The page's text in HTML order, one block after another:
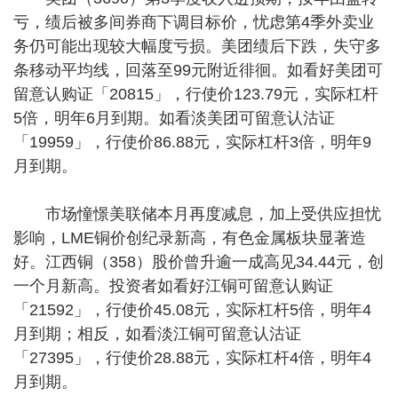
亏，绩后被多间券商下调目标价，忧虑第4季外卖业
务仍可能出现较大幅度亏损。美团绩后下跌，失守多
条移动平均线，回落至99元附近徘徊。如看好美团可
留意认购证「20815」，行使价123.79元，实际杠杆
5倍，明年6月到期。如看淡美团可留意认沽证
「19959」，行使价86.88元，实际杠杆3倍，明年9
月到期。
市场憧憬美联储本月再度减息，加上受供应担忧
影响，LME铜价创纪录新高，有色金属板块显著造
好。江西铜（358）股价曾升逾一成高见34.44元，创
一个月新高。投资者如看好江铜可留意认购证
「21592」，行使价45.08元，实际杠杆5倍，明年4
月到期；相反，如看淡江铜可留意认沽证
「27395」，行使价28.88元，实际杠杆4倍，明年4
月到期。